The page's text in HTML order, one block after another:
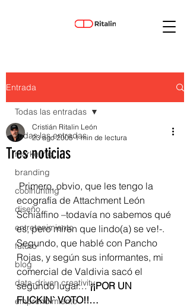
Entrada
Todas las entradas
marketing
branding
coolhunting
diseño
entretenimiento
futuro
blog
data-driven creativity
emprendimiento
Todas las entradas
Tres noticias
Cristián Ritalin León
23 ago 2005 1 min de lectura
Primero, obvio, que les tengo la
ecografía de Attachment León
Schiaffino –todavía no sabemos qué
es, pero miren que lindo(a) se ve!-.
Segundo, que hablé con Pancho
Rojas, y según sus informantes, mi
comercial de Valdivia sacó el
segundo lugar… ¡¡POR UN
FUCKIN` VOTO!!…